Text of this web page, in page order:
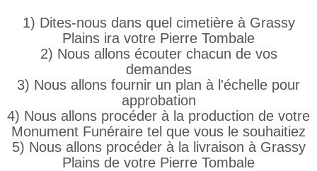
1) Dites-nous dans quel cimetière à Grassy
Plains ira votre Pierre Tombale
2) Nous allons écouter chacun de vos
demandes
3) Nous allons fournir un plan à l'échelle pour
approbation
4) Nous allons procéder à la production de votre
Monument Funéraire tel que vous le souhaitiez
5) Nous allons procéder à la livraison à Grassy
Plains de votre Pierre Tombale